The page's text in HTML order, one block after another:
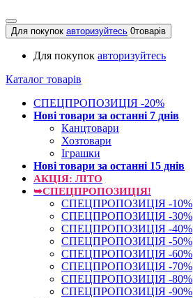
Для покупок авторизуйтесь 0товарів
Для покупок авторизуйтесь
Каталог товарів
СПЕЦПРОПОЗИЦІЯ -20%
Нові товари за останнi 7 днiв
Канцтовари
Хозтовари
Іграшки
Нові товари за останнi 15 днiв
АКЦІЯ: ЛІТО
➥СПЕЦПРОПОЗИЦІЯ!
СПЕЦПРОПОЗИЦІЯ -10%
СПЕЦПРОПОЗИЦІЯ -30%
СПЕЦПРОПОЗИЦІЯ -40%
СПЕЦПРОПОЗИЦІЯ -50%
СПЕЦПРОПОЗИЦІЯ -60%
СПЕЦПРОПОЗИЦІЯ -70%
СПЕЦПРОПОЗИЦІЯ -80%
СПЕЦПРОПОЗИЦІЯ -90%